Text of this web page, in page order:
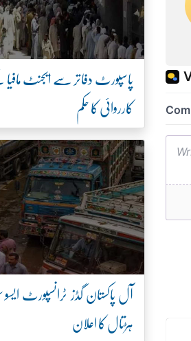
پاسپورٹ دفاتر سے ایجنٹ
کارروائی کا حکم
آل پاکستان گڈز ٹرانسپورٹ
ہڑتال کا اعلان